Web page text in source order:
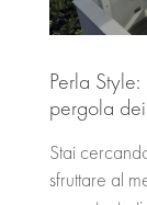
Perla
pergola
Stai
sfruttare al